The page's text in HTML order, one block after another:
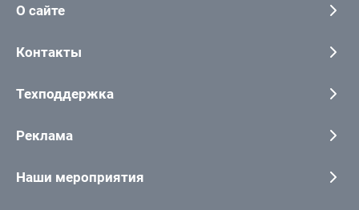
О сайте
Контакты
Техподдержка
Реклама
Наши мероприятия